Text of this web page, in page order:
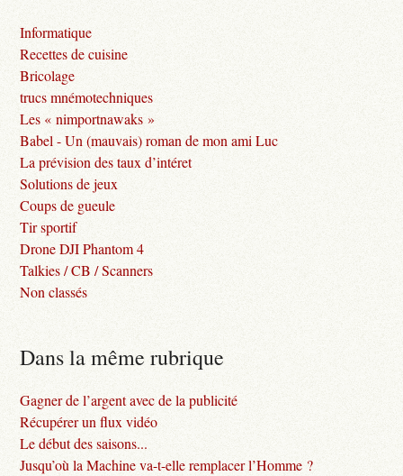
Informatique
Recettes de cuisine
Bricolage
trucs mnémotechniques
Les « nimportnawaks »
Babel - Un (mauvais) roman de mon ami Luc
La prévision des taux d’intéret
Solutions de jeux
Coups de gueule
Tir sportif
Drone DJI Phantom 4
Talkies / CB / Scanners
Non classés
Dans la même rubrique
Gagner de l’argent avec de la publicité
Récupérer un flux vidéo
Le début des saisons...
Jusqu’où la Machine va-t-elle remplacer l’Homme ?